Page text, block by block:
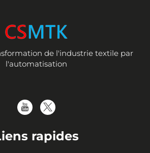
de l'industrie textile par
l'automatisation
rapides